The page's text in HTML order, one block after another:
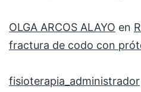
OLGA ARCOS ALAYO en
fractura de codo con
fisioterapia_administrador